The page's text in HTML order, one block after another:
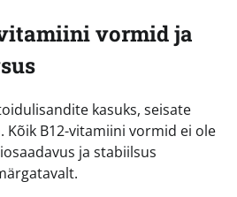
vormid ja
kasuks, seisate
Kõik B12-vitamiini vormid ei ole
ja stabiilsus